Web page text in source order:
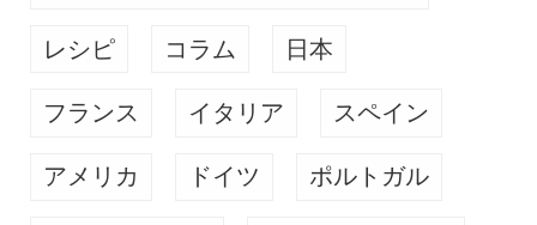
レシピ コラム 日本
フランス イタリア スペイン
アメリカ ドイツ ポルトガル